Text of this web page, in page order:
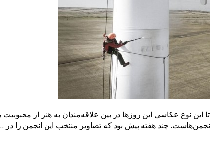
این نوع عکاسی این روزها در بین علاقه‌مندان به هنر از